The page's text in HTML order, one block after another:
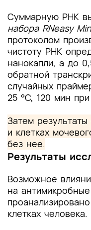
Суммарную РНК
набора RNeasy
протоколом
чистоту РНК
нанокапли, а до
обратной
случайных
25 °С, 120 мин
Затем
и клетках
без нее.
Результаты
Возможное
на
клетках человека.